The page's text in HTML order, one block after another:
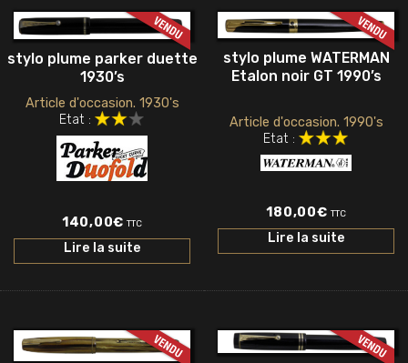
stylo plume parker duette
1930’s
Article d'occasion. 1930's
Etat :
140,00€ TTC
Lire la suite
stylo plume WATERMAN
Etalon noir GT 1990’s
Article d'occasion. 1990's
Etat :
180,00€ TTC
Lire la suite